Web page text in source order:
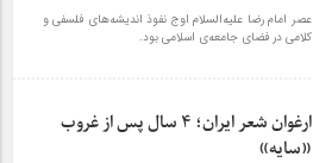
عصر امام رضا علیه‌السلام اوج نفوذ اندیشه‌های فلسفی و
کلامی در فضای جامعه‌ی اسلامی بود.
ارغوان شعر ایران؛ 4 سال پس از غروب
«سایه»